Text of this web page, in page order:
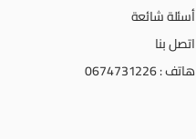
أسئلة شائعة
اتصل بنا
هاتف : 0674731226